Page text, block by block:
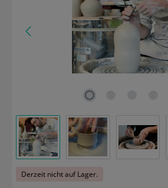
Derzeit nicht auf Lager.